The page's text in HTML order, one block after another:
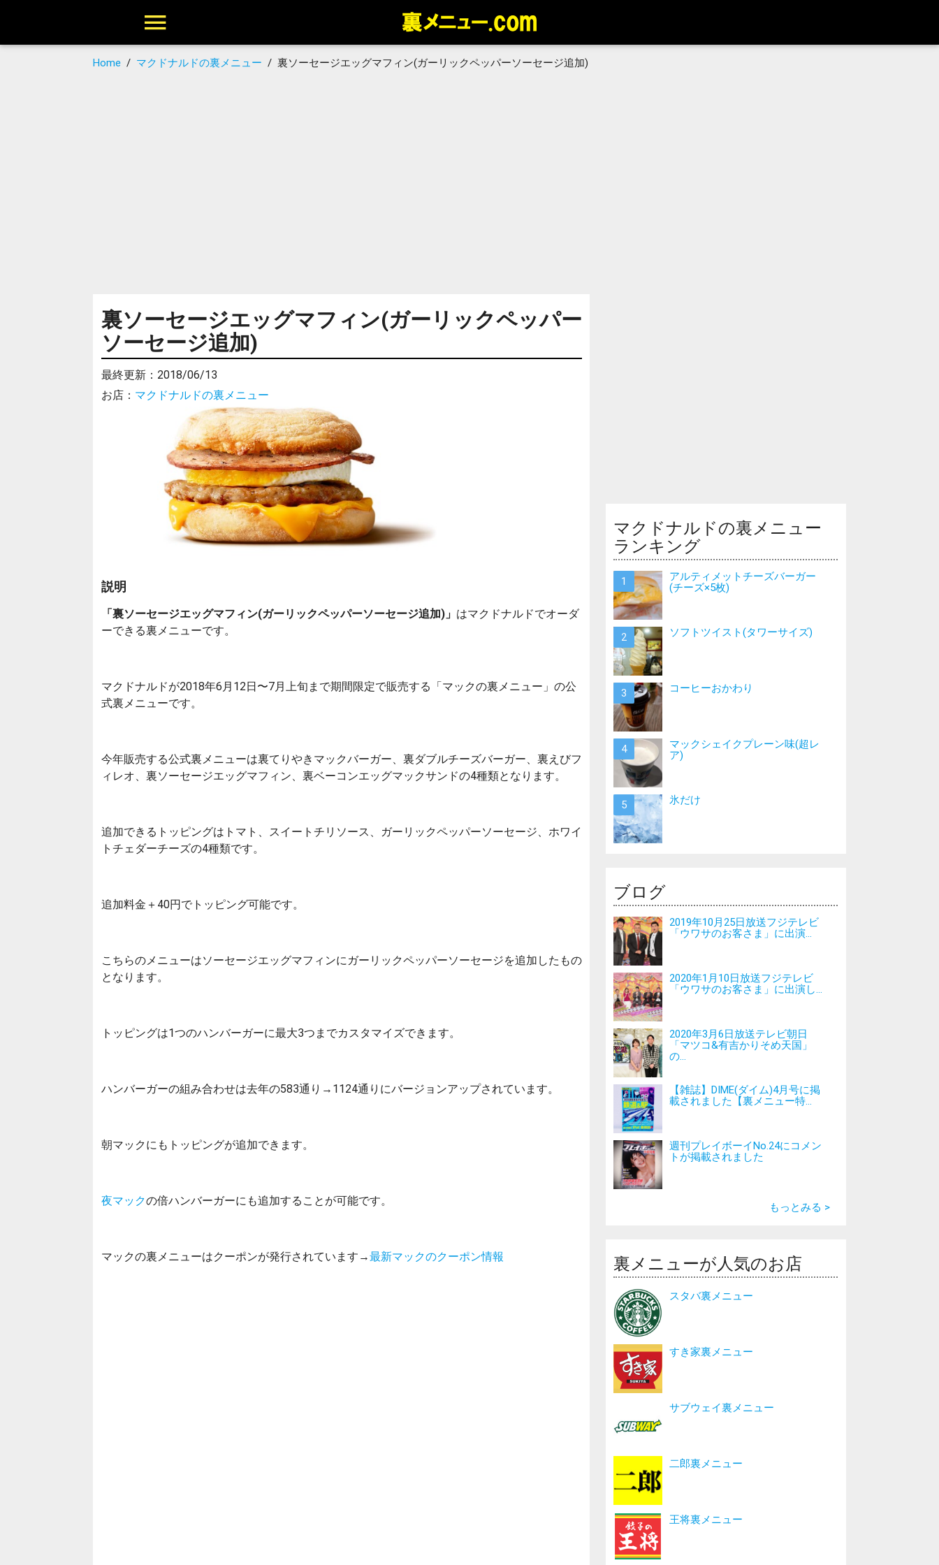
Home / マクドナルドの裏メニュー /裏ソーセージエッグマフィン(ガーリックペッパーソーセージ追加)
裏ソーセージエッグマフィン(ガーリックペッパー
ソーセージ追加)
最終更新： 2018/06/13
お店： マクドナルドの裏メニュー
説明
「裏ソーセージエッグマフィン(ガーリックペッパーソーセージ追加)」 はマクドナルドでオーダ
ーできる裏メニューです。
マクドナルドが2018年6月12日〜7月上旬まで期間限定で販売する「マックの裏メニュー」の公
式裏メニューです。
今年販売する公式裏メニューは裏てりやきマックバーガー、裏ダブルチーズバーガー、裏えびフ
ィレオ、裏ソーセージエッグマフィン、裏ベーコンエッグマックサンドの4種類となります。
追加できるトッピングはトマト、スイートチリソース、ガーリックペッパーソーセージ、ホワイ
トチェダーチーズの4種類です。
追加料金＋40円でトッピング可能です。
こちらのメニューはソーセージエッグマフィンにガーリックペッパーソーセージを追加したもの
となります。
トッピングは1つのハンバーガーに最大3つまでカスタマイズできます。
ハンバーガーの組み合わせは去年の583通り→1124通りにバージョンアップされています。
朝マックにもトッピングが追加できます。
夜マックの倍ハンバーガーにも追加することが可能です。
マックの裏メニューはクーポンが発行されています→最新マックのクーポン情報
マクドナルドの裏メニュー
ランキング
アルティメットチーズバーガー
(チーズ×5枚)
ソフトツイスト(タワーサイズ)
コーヒーおかわり
マックシェイクプレーン味(超レ
ア)
氷だけ
ブログ
2019年10月25日放送フジテレビ
「ウワサのお客さま」に出演...
2020年1月10日放送フジテレビ
「ウワサのお客さま」に出演し...
2020年3月6日放送テレビ朝日
「マツコ&有吉かりそめ天国」
の...
【雑誌】DIME(ダイム)4月号に掲
載されました【裏メニュー特...
週刊プレイボーイNo.24にコメン
トが掲載されました
もっとみる >
裏メニューが人気のお店
スタバ裏メニュー
すき家裏メニュー
サブウェイ裏メニュー
二郎裏メニュー
王将裏メニュー